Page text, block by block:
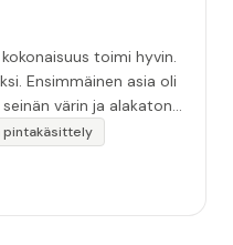
toimi hyvin.
Ensimmäinen asia oli
värin ja alakaton
Hyvä toki että siinä
tähän huomiota.
pintakäsittely